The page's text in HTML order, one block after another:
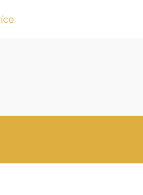
energie ze